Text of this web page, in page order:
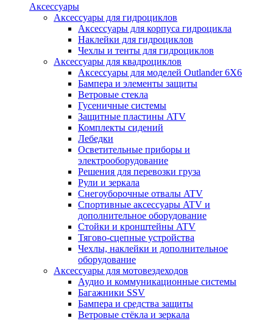
Аксессуары
Аксессуары для гидроциклов
Аксессуары для корпуса гидроцикла
Наклейки для гидроциклов
Чехлы и тенты для гидроциклов
Аксессуары для квадроциклов
Аксессуары для моделей Outlander 6X6
Бампера и элементы защиты
Ветровые стекла
Гусеничные системы
Защитные пластины ATV
Комплекты сидений
Лебедки
Осветительные приборы и
электрооборудование
Решения для перевозки груза
Рули и зеркала
Снегоуборочные отвалы ATV
Спортивные аксессуары ATV и
дополнительное оборудование
Стойки и кронштейны ATV
Тягово-сцепные устройства
Чехлы, наклейки и дополнительное
оборудование
Аксессуары для мотовездеходов
Аудио и коммуникационные системы
Багажники SSV
Бампера и средства защиты
Ветровые стёкла и зеркала